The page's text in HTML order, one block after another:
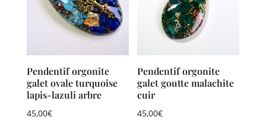
Pendentif orgonite
galet ovale turquoise
lapis-lazuli arbre
45,00€
Pendentif orgonite
galet goutte malachite
cuir
45,00€